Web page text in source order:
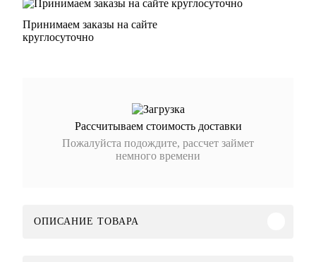
Принимаем заказы на сайте
круглосуточно
Рассчитываем стоимость доставки
Пожалуйста подождите, рассчет займет
немного времени
ОПИСАНИЕ ТОВАРА